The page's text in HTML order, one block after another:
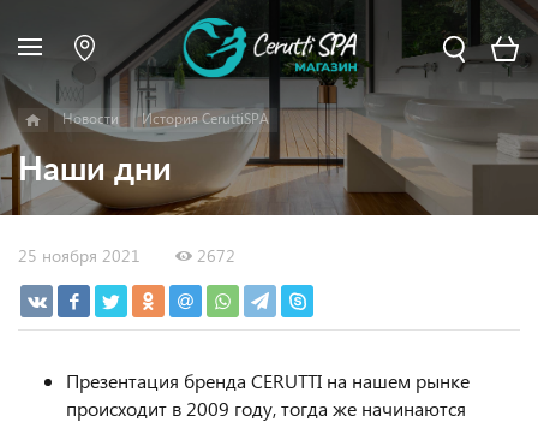
Новости История CeruttiSPA
Наши дни
25 ноября 2021 2672
Презентация бренда CERUTTI на нашем рынке
происходит в 2009 году, тогда же начинаются